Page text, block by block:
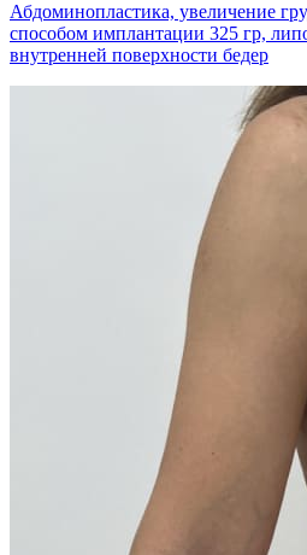
Абдоминопластика, увеличение
способом имплантации 325 гр,
внутренней поверхности бедер